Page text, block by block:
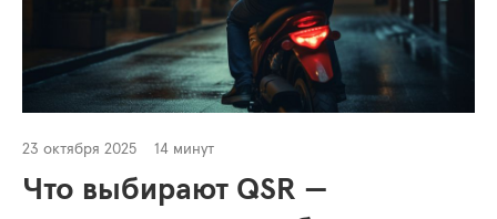
23 октября 2025 14 минут
Что выбирают QSR —